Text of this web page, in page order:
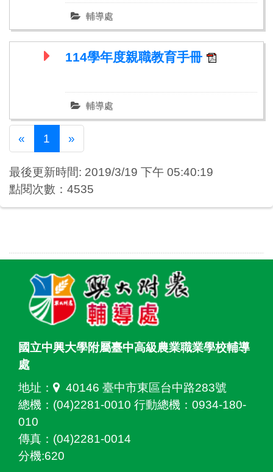
輔導處
114學年度親職教育手冊
輔導處
« Previous
1 »Next
最後更新時間: 2019/3/19 下午 05:40:19
點閱次數：4535
國立中興大學附屬臺中高級農業職業學校輔導
處
地址：
40146 臺中市東區台中路283號
總機：(04)2281-0010 行動總機：0934-180-
010
傳真：(04)2281-0014
分機:620